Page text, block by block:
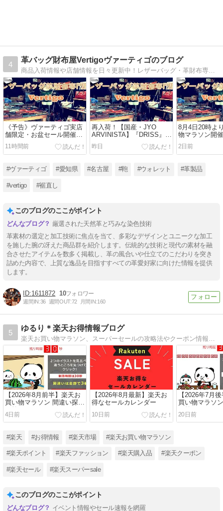
4
革バッグ財布屋Vertigoヴァーティゴのブログ
商品入荷情報や店舗情報を日々更新中！レザーバッグ・革財布専門店Vertigo（ヴァーティゴ）の商品入荷や店舗情報など
《予告》ヴァーティゴ実店
舗限定・お盆セール開催！
定価のバッグ＆財布がレジ
にて11%OFFになります！
（2026年8月8日～8月16日
まで）
11時間前
再入荷！【国産・JYO
ARVINISTA】『DRISS』オ
イル牛革グローブレザーリ
ュックサック※持ち手付き
（82220）メンズ革鞄 カジ
ュアルリュック 本革リュッ
ク
昨日
8月4日20時よ
物マラソン開
ィゴ楽天
ト2倍~10倍＆
限定クーポン
2日前
#ヴァーティゴ #愛知県 #名古屋 #鞄 #ウォレット #革製品
#vertigo #裾直し
このブログのここがポイント
厳選された天然革と巧みな染色技術
革素材の選定と加工技術に焦点を当て、多彩なデザインとユニークな加工
を施した腕の冴えた商品群を紹介します。伝統的な技術と現代の素材を融
合させたアイテムを数多く掲載し、革の風合いや仕立てのこだわりを突き
詰めた内容で、上質な逸品を目指すすべての革愛好家に向けた情報を提供
します。
1611872 10
週間IN:36 週間OUT:72 月間IN:160
5
ゆるり＊楽天お得情報ブログ
【2026年8月前半】楽天お
買い物マラソン 間違い探し
の答えはどこ？
4日前
【2026年8月最新】楽天お
得なセールカレンダー
10日前
【2026年7月
買い物マラソ
の答えはどこ？
20日前
#楽天 #お得情報 #楽天市場 #楽天お買い物マラソン
#楽天ポイント #楽天ファッション #楽天購入品 #楽天クーポン
#楽天セール #楽天スーパーsale
このブログのここがポイント
イベント情報やセール速報を網羅